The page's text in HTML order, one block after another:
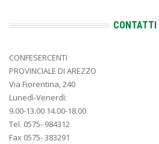
CONTATTI
CONFESERCENTI
PROVINCIALE DI AREZZO
Via Fiorentina, 240
Lunedì-Venerdì:
9.00-13.00 14.00-18.00
Tel. 0575- 984312
Fax 0575- 383291